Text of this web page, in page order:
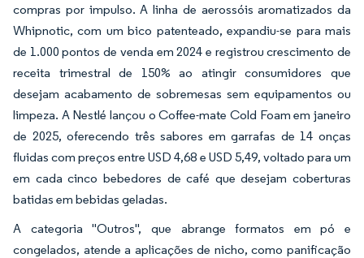
compras por impulso. A linha de aerossóis aromatizados da
Whipnotic, com um bico patenteado, expandiu-se para mais
de 1.000 pontos de venda em 2024 e registrou crescimento de
receita trimestral de 150% ao atingir consumidores que
desejam acabamento de sobremesas sem equipamentos ou
limpeza. A Nestlé lançou o Coffee-mate Cold Foam em janeiro
de 2025, oferecendo três sabores em garrafas de 14 onças
fluidas com preços entre USD 4,68 e USD 5,49, voltado para um
em cada cinco bebedores de café que desejam coberturas
batidas em bebidas geladas.
A categoria "Outros", que abrange formatos em pó e
congelados, atende a aplicações de nicho, como panificação